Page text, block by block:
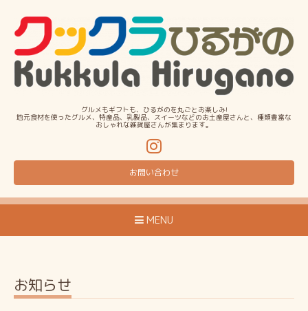
グルメもギフトも、ひるがのを丸ごとお楽しみ!
地元食材を使ったグルメ、特産品、乳製品、スイーツなどのお土産屋さんと、種類豊富な
おしゃれな雑貨屋さんが集まります。
お問い合わせ
MENU
お知らせ